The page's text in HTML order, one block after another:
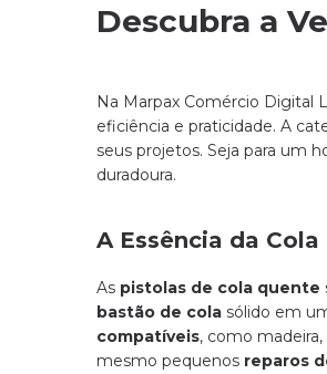
Descubra a
Na Marpax Comércio Digital
eficiência e praticidade. A
seus projetos. Seja para um
duradoura.
A Essência da
As pistolas de cola quente
bastão de cola sólido em
compatíveis, como
mesmo pequenos reparos